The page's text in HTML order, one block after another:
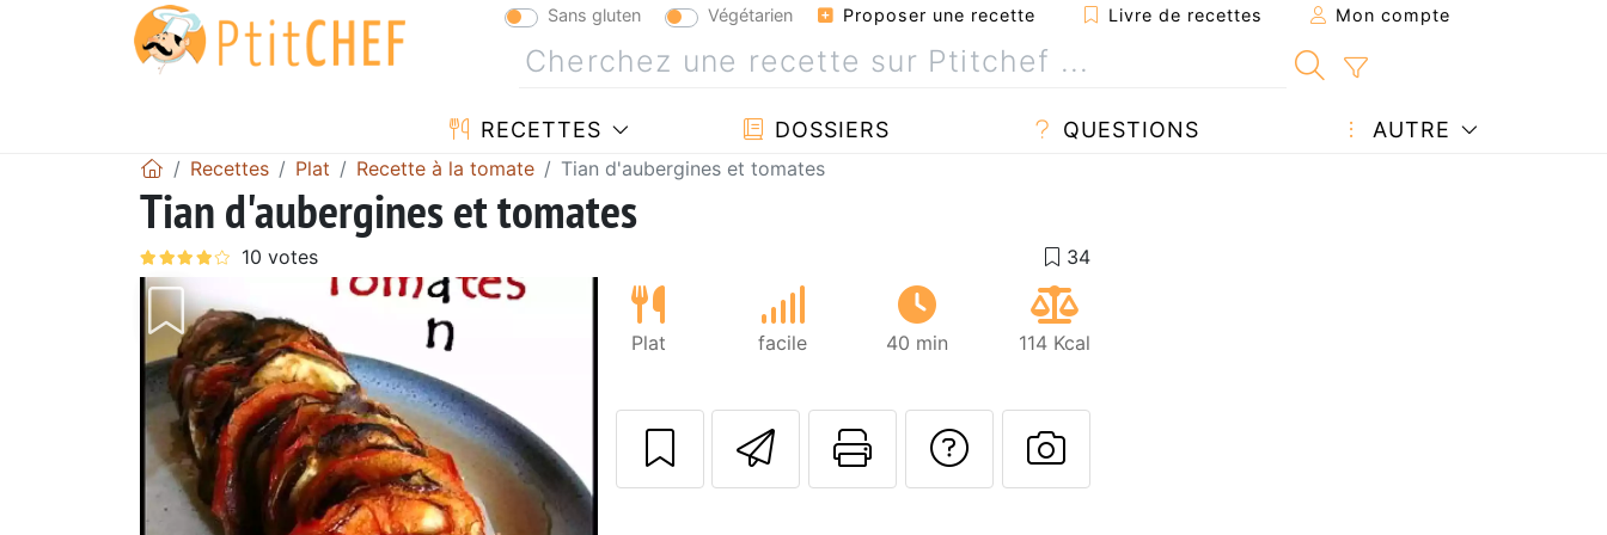
Sans gluten Végétarien Proposer une recette Livre de recettes Mon compte
RECETTES DOSSIERS QUESTIONS AUTRE
Recettes Plat Recette à la tomate Tian d'aubergines et tomates
Tian d'aubergines et tomates
Plat facile 40 min 114 Kcal
Envoyer cette recette à un ami
Imprimer cette page
Poser une question à l'auteur
Publier votre photo de cette